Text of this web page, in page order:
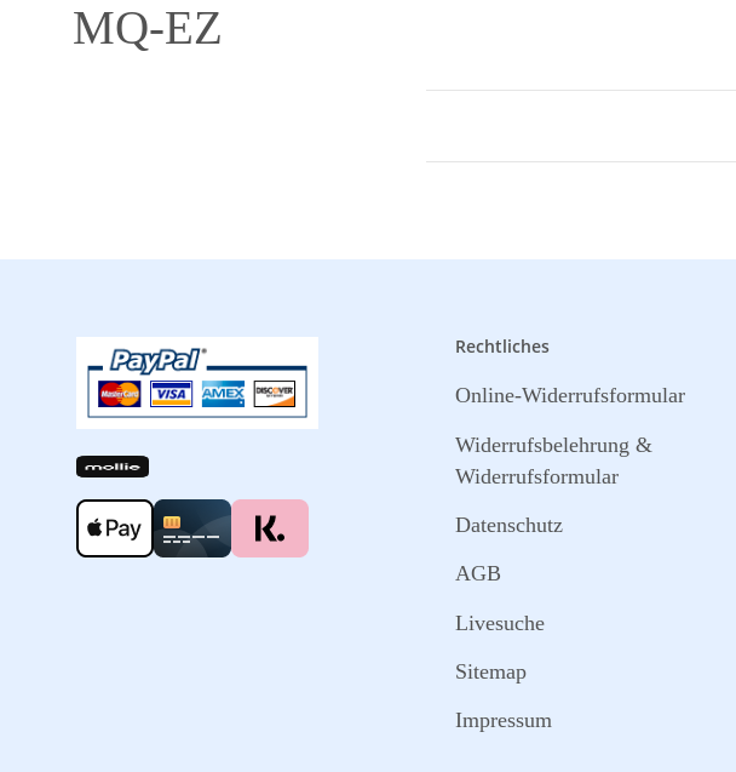
MQ-EZ
Rechtliches
Online-Widerrufsformular
Widerrufsbelehrung &
Widerrufsformular
Datenschutz
AGB
Livesuche
Sitemap
Impressum